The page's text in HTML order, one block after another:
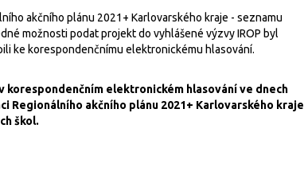
akčního plánu 2021+ Karlovarského kraje - seznamu
možnosti podat projekt do vyhlášené výzvy IROP byl
ke korespondenčnímu elektronickému hlasování.
elektronickém hlasování ve dnech
Regionálního akčního plánu 2021+ Karlovarského kraje
škol.